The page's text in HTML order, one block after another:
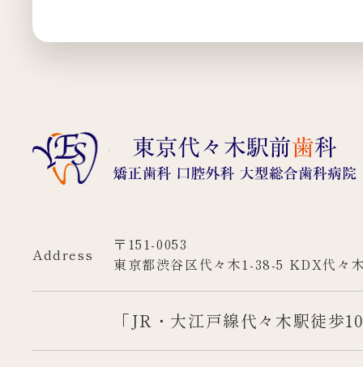
Address
〒151-0053
東京都渋谷区代々木1-38-5 KDX代々
「JR・大江戸線代々木駅徒歩10